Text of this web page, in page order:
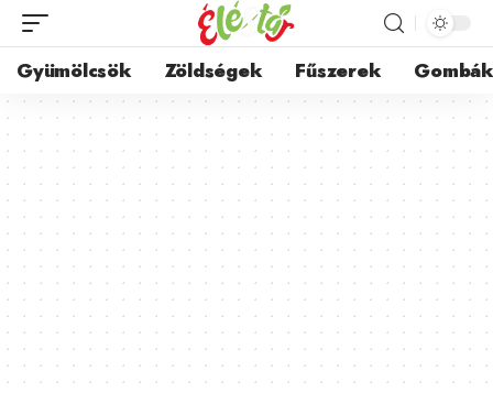
Gyümölcsök Zöldségek Fűszerek Gombák